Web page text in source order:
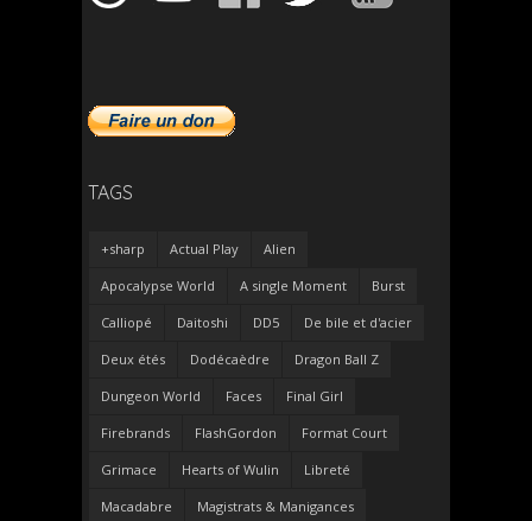
TAGS
+sharp Actual Play Alien
Apocalypse World A single Moment Burst
Calliopé Daitoshi DD5 De bile et d'acier
Deux étés Dodécaèdre Dragon Ball Z
Dungeon World Faces Final Girl
Firebrands FlashGordon Format Court
Grimace Hearts of Wulin Libreté
Macadabre Magistrats & Manigances